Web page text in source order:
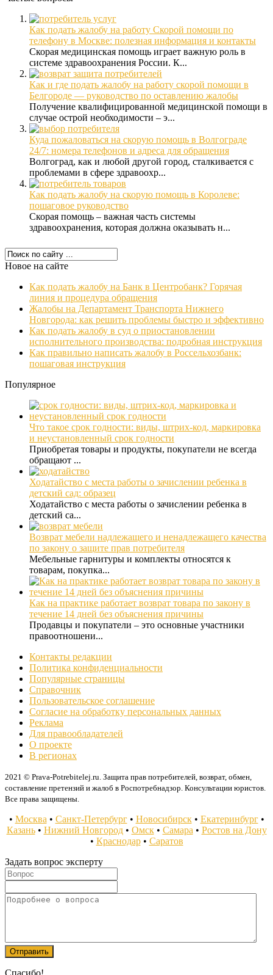
Как подать жалобу на работу Скорой помощи по
телефону в Москве: полезная информация и контакты
Скорая медицинская помощь играет важную роль в
системе здравоохранения России. К...
Как и где подать жалобу на работу скорой помощи в
Белгороде — руководство по оставлению жалобы
Получение квалифицированной медицинской помощи в
случае острой необходимости – э...
Куда пожаловаться на скорую помощь в Волгограде
24/7: номера телефонов и адреса для обращения
Волгоград, как и любой другой город, сталкивается с
проблемами в сфере здравоохр...
Как подать жалобу на скорую помощь в Королеве:
пошаговое руководство
Скорая помощь – важная часть системы
здравоохранения, которая должна оказывать н...
Новое на сайте
Как подать жалобу на Банк в Центробанк? Горячая
линия и процедура обращения
Жалобы на Департамент Транспорта Нижнего
Новгорода: как решить проблемы быстро и эффективно
Как подать жалобу в суд о приостановлении
исполнительного производства: подробная инструкция
Как правильно написать жалобу в Россельхозбанк:
пошаговая инструкция
Популярное
Что такое срок годности: виды, штрих-код, маркировка
и неустановленный срок годности
Приобретая товары и продукты, покупатели не всегда
обращают ...
Ходатайство с места работы о зачислении ребенка в
детский сад: образец
Ходатайство с места работы о зачислении ребенка в
детский са...
Возврат мебели надлежащего и ненадлежащего качества
по закону о защите прав потребителя
Мебельные гарнитуры и комплекты относятся к
товарам, покупка...
Как на практике работает возврат товара по закону в
течение 14 дней без объяснения причины
Продавцы и покупатели – это основные участники
правоотношени...
Контакты редакции
Политика конфиденциальности
Популярные страницы
Справочник
Пользовательское соглашение
Согласие на обработку персональных данных
Реклама
Для правообладателей
О проекте
В регионах
2021 © Prava-Potrebitelej.ru. Защита прав потребителей, возврат, обмен,
составление претензий и жалоб в Роспотребнадзор. Консультации юристов.
Все права защищены.
• Москва• Санкт-Петербург• Новосибирск• Екатеринбург•
Казань• Нижний Новгород• Омск• Самара• Ростов на Дону
• Краснодар• Саратов
Задать вопрос эксперту